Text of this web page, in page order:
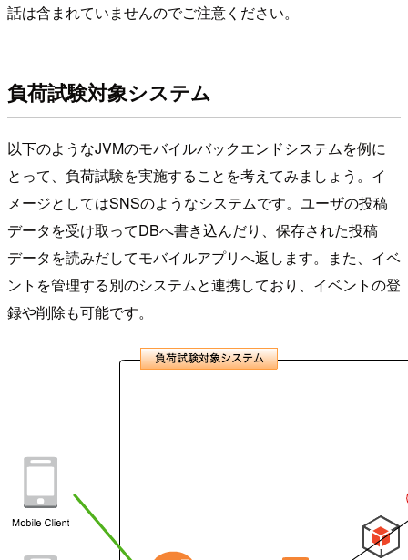
話は含まれていませんのでご注意ください。
負荷試験対象システム
以下のようなJVMのモバイルバックエンドシステムを例に
とって、負荷試験を実施することを考えてみましょう。イ
メージとしてはSNSのようなシステムです。ユーザの投稿
データを受け取ってDBへ書き込んだり、保存された投稿
データを読みだしてモバイルアプリへ返します。また、イベ
ントを管理する別のシステムと連携しており、イベントの登
録や削除も可能です。